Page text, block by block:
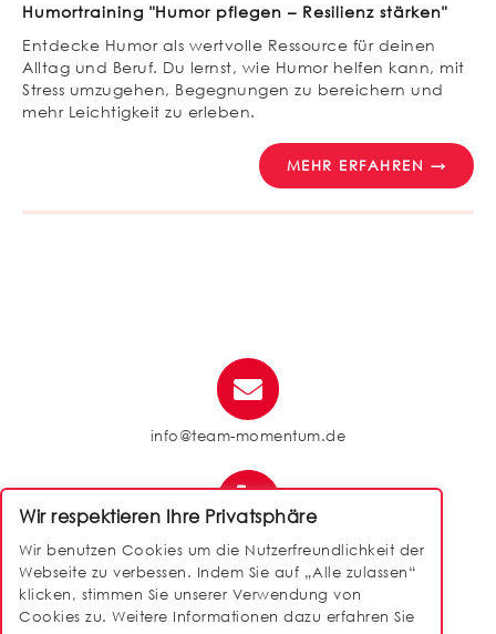
Wir respektieren Ihre Privatsphäre
Wir benutzen Cookies um die Nutzerfreundlichkeit der
Webseite zu verbessen. Indem Sie auf „Alle zulassen“
klicken, stimmen Sie unserer Verwendung von
Cookies zu. Weitere Informationen dazu erfahren Sie
Humortraining "Humor pflegen – Resilienz stärken"
Entdecke Humor als wertvolle Ressource für deinen
Alltag und Beruf. Du lernst, wie Humor helfen kann, mit
Stress umzugehen, Begegnungen zu bereichern und
mehr Leichtigkeit zu erleben.
MEHR ERFAHREN →
info@team-momentum.de
040 / 88 14 50 90